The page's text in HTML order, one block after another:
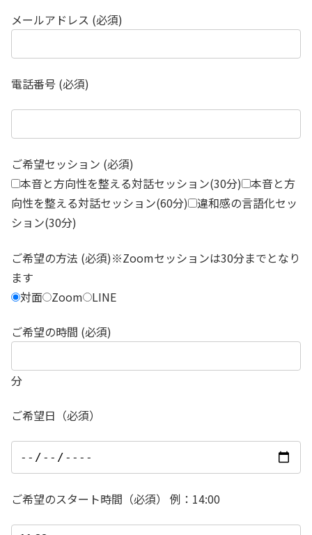
メールアドレス (必須)
電話番号 (必須)
ご希望セッション (必須)
本音と方向性を整える対話セッション(30分) 本音と方
向性を整える対話セッション(60分) 違和感の言語化セッ
ション(30分)
ご希望の方法 (必須)※Zoomセッションは30分までとなり
ます
対面 Zoom LINE
ご希望の時間 (必須)
分
ご希望日（必須）
ご希望のスタート時間（必須） 例：14:00